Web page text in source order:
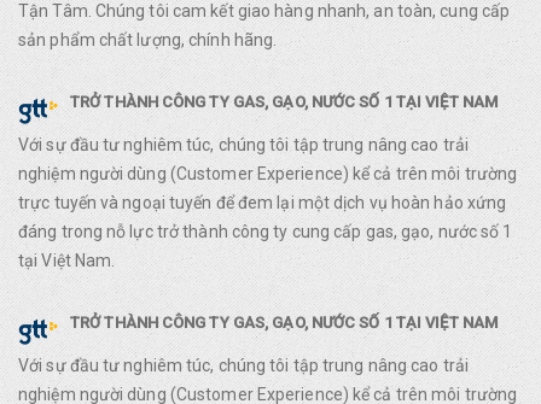
Tận Tâm. Chúng tôi cam kết giao hàng nhanh, an toàn, cung cấp
sản phẩm chất lượng, chính hãng.
TRỞ THÀNH CÔNG TY GAS, GẠO, NƯỚC SỐ 1 TẠI VIỆT NAM
Với sự đầu tư nghiêm túc, chúng tôi tập trung nâng cao trải
nghiệm người dùng (Customer Experience) kể cả trên môi trường
trực tuyến và ngoại tuyến để đem lại một dịch vụ hoàn hảo xứng
đáng trong nỗ lực trở thành công ty cung cấp gas, gạo, nước số 1
tại Việt Nam.
TRỞ THÀNH CÔNG TY GAS, GẠO, NƯỚC SỐ 1 TẠI VIỆT NAM
Với sự đầu tư nghiêm túc, chúng tôi tập trung nâng cao trải
nghiệm người dùng (Customer Experience) kể cả trên môi trường